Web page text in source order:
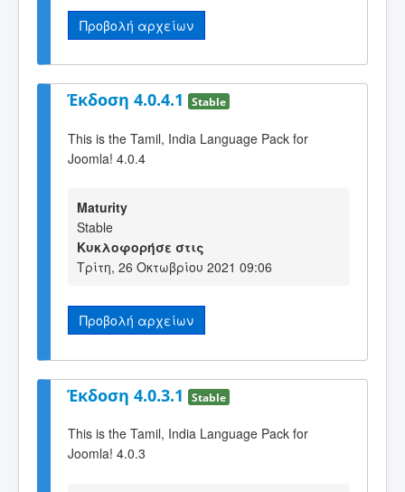
Προβολή αρχείων
Έκδοση 4.0.4.1 Stable
This is the Tamil, India Language Pack for
Joomla! 4.0.4
Maturity
Stable
Κυκλοφορήσε στις
Τρίτη, 26 Οκτωβρίου 2021 09:06
Προβολή αρχείων
Έκδοση 4.0.3.1 Stable
This is the Tamil, India Language Pack for
Joomla! 4.0.3